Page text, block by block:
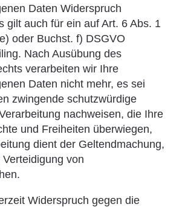
Daten Widerspruch
gilt auch für ein auf Art. 6 Abs. 1
oder Buchst. f) DSGVO
Nach Ausübung des
verarbeiten wir Ihre
Daten nicht mehr, es sei
zwingende schutzwürdige
nachweisen, die Ihre
und Freiheiten überwiegen,
dient der Geltendmachung,
von
Widerspruch gegen die